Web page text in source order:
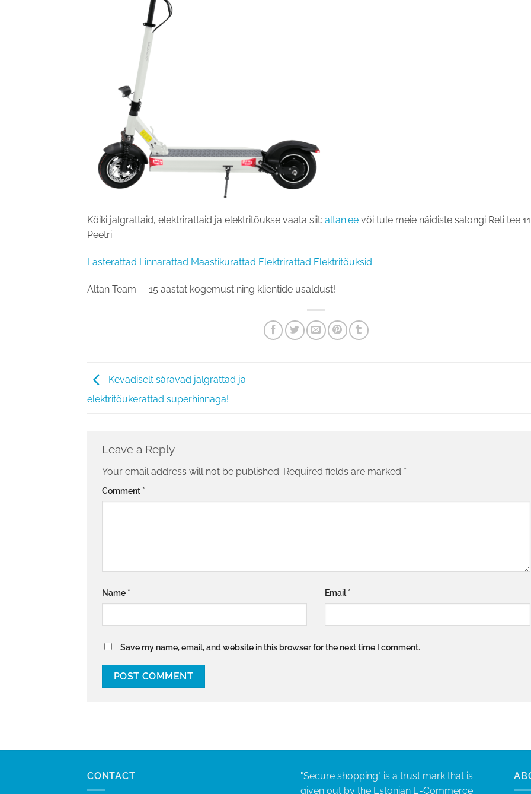
Kõiki jalgrattaid, elektrirattaid ja elektritõukse vaata siit: altan.ee või tule meie näidiste salongi Reti tee
Peetri.
Lasterattad Linnarattad Maastikurattad Elektrirattad Elektritõuksid
Altan Team – 15 aastat kogemust ning klientide usaldust!
Kevadiselt säravad jalgrattad ja
elektritõukerattad superhinnaga!
Leave a Reply
Your email address will not be published. Required fields are marked *
Comment *
Name * Email *
Save my name, email, and website in this browser for the next time I comment.
CONTACT
"Secure shopping" is a trust mark that is
given out by the Estonian E-Commerce